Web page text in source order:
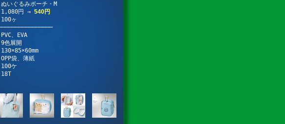
ぐるみポーチ・M
円 → 540円
ヶ
、EVA
色展開
袋、薄紙
ケ